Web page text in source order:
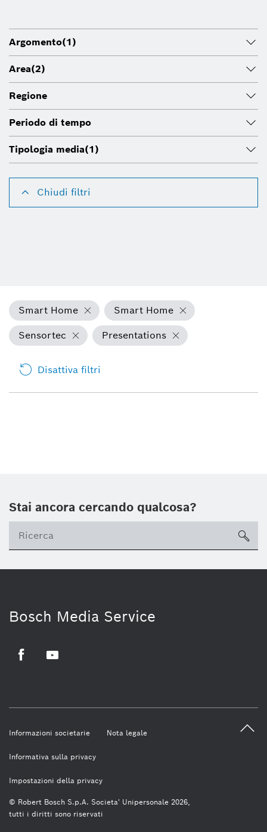
Argomento(1)
Area(2)
Regione
Periodo di tempo
Tipologia media(1)
Chiudi filtri
Smart Home
Smart Home
Sensortec
Presentations
Disattiva filtri
Stai ancora cercando qualcosa?
Bosch Media Service
© Robert Bosch S.p.A. Societa' Unipersonale 2026,
tutti i diritti sono riservati
Informazioni societarie Nota legale
Informativa sulla privacy
Impostazioni della privacy